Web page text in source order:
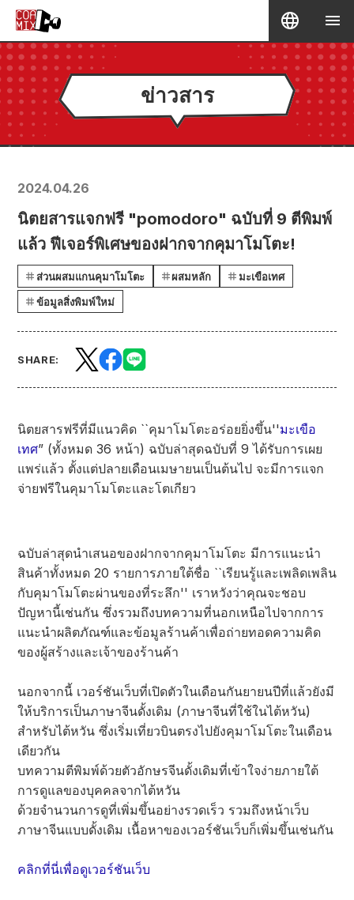
ข่าวสาร
2024.04.26
นิตยสารแจกฟรี "pomodoro" ฉบับที่ 9 ตีพิมพ์
แล้ว ฟีเจอร์พิเศษของฝากจากคุมาโมโตะ!
ส่วนผสมแกนคุมาโมโตะ ผสมหลัก
มะเขือเทศ
ข้อมูลสิ่งพิมพ์ใหม่
SHARE:
นิตยสารฟรีที่มีแนวคิด ``คุมาโมโตะอร่อยยิ่งขึ้น''มะเขือ
เทศ” (ทั้งหมด 36 หน้า) ฉบับล่าสุดฉบับที่ 9 ได้รับการเผย
แพร่แล้ว ตั้งแต่ปลายเดือนเมษายนเป็นต้นไป จะมีการแจก
จ่ายฟรีในคุมาโมโตะและโตเกียว
ฉบับล่าสุดนำเสนอของฝากจากคุมาโมโตะ มีการแนะนำ
สินค้าทั้งหมด 20 รายการภายใต้ชื่อ ``เรียนรู้และเพลิดเพลิน
กับคุมาโมโตะผ่านของที่ระลึก'' เราหวังว่าคุณจะชอบ
ปัญหานี้เช่นกัน ซึ่งรวมถึงบทความที่นอกเหนือไปจากการ
แนะนำผลิตภัณฑ์และข้อมูลร้านค้าเพื่อถ่ายทอดความคิด
ของผู้สร้างและเจ้าของร้านค้า
นอกจากนี้ เวอร์ชันเว็บที่เปิดตัวในเดือนกันยายนปีที่แล้วยังมี
ให้บริการเป็นภาษาจีนดั้งเดิม (ภาษาจีนที่ใช้ในไต้หวัน)
สำหรับไต้หวัน ซึ่งเริ่มเที่ยวบินตรงไปยังคุมาโมโตะในเดือน
เดียวกัน
บทความตีพิมพ์ด้วยตัวอักษรจีนดั้งเดิมที่เข้าใจง่ายภายใต้
การดูแลของบุคคลจากไต้หวัน
ด้วยจำนวนการดูที่เพิ่มขึ้นอย่างรวดเร็ว รวมถึงหน้าเว็บ
ภาษาจีนแบบดั้งเดิม เนื้อหาของเวอร์ชันเว็บก็เพิ่มขึ้นเช่นกัน
คลิกที่นี่เพื่อดูเวอร์ชันเว็บ